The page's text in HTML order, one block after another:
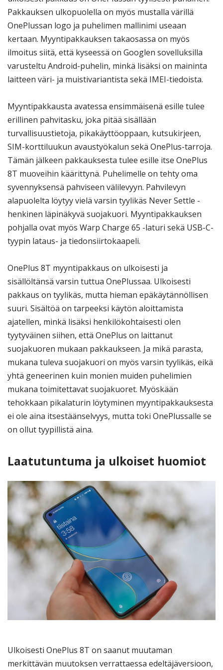
Pakkauksen ulkopuolella on myös mustalla värillä
OnePlussan logo ja puhelimen mallinimi useaan
kertaan. Myyntipakkauksen takaosassa on myös
ilmoitus siitä, että kyseessä on Googlen sovelluksilla
varusteltu Android-puhelin, minkä lisäksi on maininta
laitteen väri- ja muistivariantista sekä IMEI-tiedoista.
Myyntipakkausta avatessa ensimmäisenä esille tulee
erillinen pahvitasku, joka pitää sisällään
turvallisuustietoja, pikakäyttöoppaan, kutsukirjeen,
SIM-korttiluukun avaustyökalun sekä OnePlus-tarroja.
Tämän jälkeen pakkauksesta tulee esille itse OnePlus
8T muoveihin käärittynä. Puhelimelle on tehty oma
syvennyksensä pahviseen välilevyyn. Pahvilevyn
alapuolelta löytyy vielä varsin tyylikäs Never Settle -
henkinen läpinäkyvä suojakuori. Myyntipakkauksen
pohjalla ovat myös Warp Charge 65 -laturi sekä USB-C-
tyypin lataus- ja tiedonsiirtokaapeli.
OnePlus 8T myyntipakkaus on ulkoisesti ja
sisällöltänsä varsin tuttua OnePlussaa. Ulkoisesti
pakkaus on tyylikäs, mutta hieman epäkäytännöllisen
suuri. Sisältöä on tarpeeksi käytön aloittamista
ajatellen, minkä lisäksi henkilökohtaisesti olen
tyytyväinen siihen, että OnePlus on laittanut
suojakuoren mukaan pakkaukseen. Ja mikä parasta,
mukana tuleva suojakuori on myös varsin tyylikäs, eikä
yhtä geneerinen kuin monien muiden puhelimien
mukana toimitettavat suojakuoret. Myöskään
tehokkaan pikalaturin löytyminen myyntipakkauksesta
ei ole aina itsestäänselvyys, mutta toki OnePlussalle se
on ollut tyypillistä aina.
Laatutuntuma ja ulkoiset huomiot
Ulkoisesti OnePlus 8T on saanut muutaman
merkittävän muutoksen verrattaessa edeltäjäversioon,